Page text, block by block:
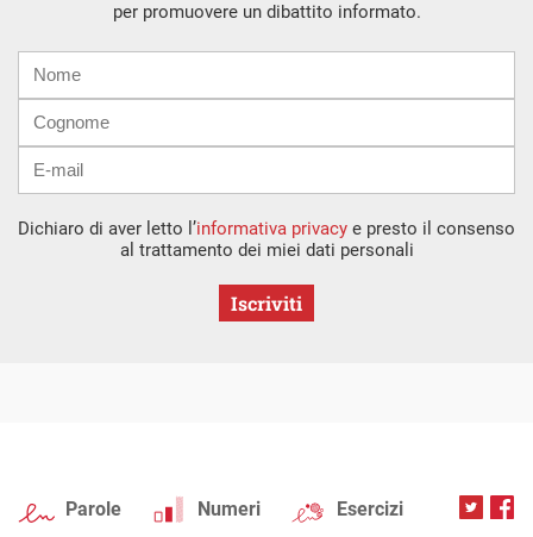
per promuovere un dibattito informato.
mail
Dichiaro di aver letto l’informativa privacy e presto il consenso
al trattamento dei miei dati personali
Iscriviti
Parole Numeri Esercizi